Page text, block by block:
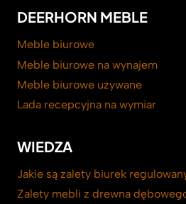
DEERHORN MEBLE
Meble biurowe
Meble biurowe na wynajem
Meble biurowe używane
Lada recepcyjna na wymiar
WIEDZA
Jakie są zalety biurek
Zalety mebli z drewna